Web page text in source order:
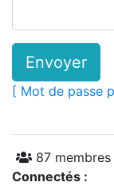
Envoyer
[ Mot de passe
87 membres
Connectés :